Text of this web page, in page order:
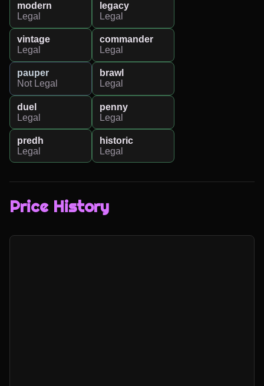
modern
Legal
legacy
Legal
vintage
Legal
commander
Legal
pauper
Not Legal
brawl
Legal
duel
Legal
penny
Legal
predh
Legal
historic
Legal
Price History